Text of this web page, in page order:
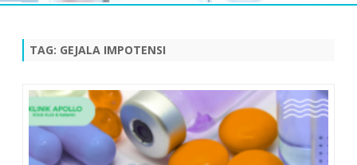
TAG: GEJALA IMPOTENSI